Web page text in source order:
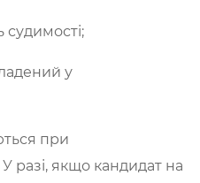
судимості;
у
при
У разі, якщо кандидат на